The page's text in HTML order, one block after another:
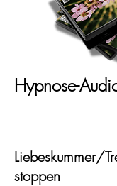
Hypnose-
Liebeskummer/
stoppen